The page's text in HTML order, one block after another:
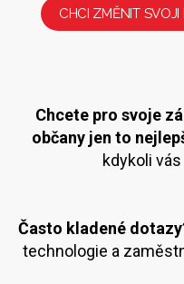
CHCI ZMĚNIT SVOJI
Chcete pro svoje
občany jen to
kdykoli
Často kladené
technologie a